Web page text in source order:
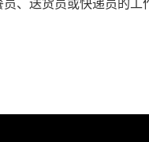
、送货员或快递员的工